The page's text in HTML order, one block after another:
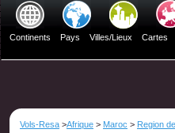
Continents Pays Villes/Lieux Cartes
Vols-Resa >Afrique > Maroc > Region